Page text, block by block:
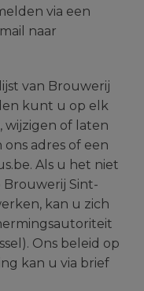
via een
naar
van Brouwerij
kunt u op elk
wijzigen of laten
ons adres of een
Als u het niet
Brouwerij Sint-
kan u zich
Ons beleid op
kan u via brief